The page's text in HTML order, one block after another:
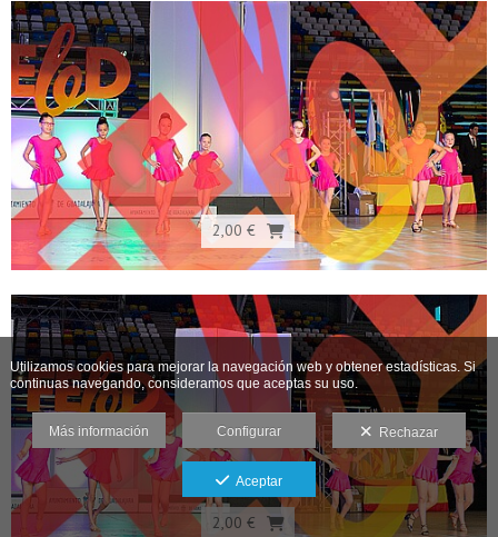
2,00 €
2,00 €
Utilizamos cookies para mejorar la navegación web y obtener estadísticas. Si
continuas navegando, consideramos que aceptas su uso.
Más información Configurar Rechazar
Aceptar